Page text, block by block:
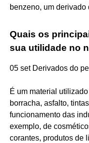
benzeno, um derivado
Quais os
sua utilidade no
05 set Derivados do
É um material
borracha, asfalto,
funcionamento das
exemplo, de
corantes, produtos de